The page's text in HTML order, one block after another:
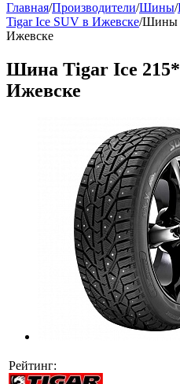
Главная/Производители/Шины/
Tigar Ice SUV в Ижевске/Шины
Ижевске
Шина Tigar Ice
Ижевске
Рейтинг: